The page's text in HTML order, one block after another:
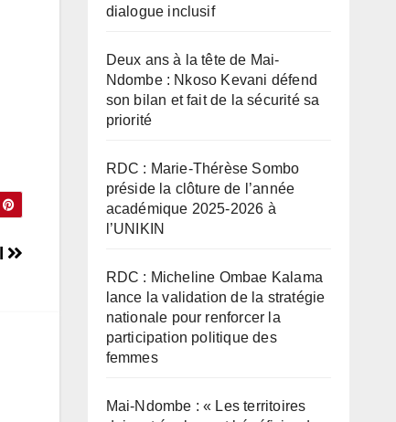
dialogue inclusif
Deux ans à la tête de Mai-
Ndombe : Nkoso Kevani défend
son bilan et fait de la sécurité sa
priorité
RDC : Marie-Thérèse Sombo
préside la clôture de l’année
académique 2025-2026 à
l’UNIKIN
RDC : Micheline Ombae Kalama
lance la validation de la stratégie
nationale pour renforcer la
participation politique des
femmes
Mai-Ndombe : « Les territoires